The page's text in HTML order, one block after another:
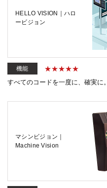
HELLO VISION｜ハロ
ービジョン
機能
すべてのコードを一度に、確実に。
マシンビジョン｜
Machine Vision